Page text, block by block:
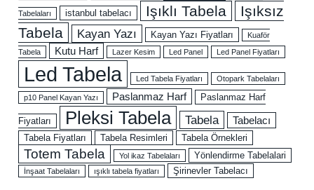
Tabelaları istanbul tabelacı Işıklı Tabela
Işıksız
Tabela
Kayan Yazı Kayan Yazı Fiyatları
Kuaför
Tabela
Kutu Harf Lazer Kesim Led Panel Led Panel Fiyatları
Led Tabela Led Tabela Fiyatları Otopark Tabelaları
p10 Panel Kayan Yazı Paslanmaz Harf Paslanmaz Harf
Fiyatları Pleksi Tabela Tabela Tabelacı
Tabela Fiyatları Tabela Resimleri Tabela Örnekleri
Totem Tabela Yol ikaz Tabelaları Yönlendirme Tabelalari
İnşaat Tabelaları ışıklı tabela fiyatları Şirinevler Tabelacı